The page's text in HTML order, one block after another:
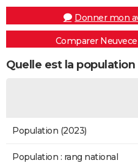
Donner mon
Comparer
Quelle est la
Population (2023)
Population : rang national